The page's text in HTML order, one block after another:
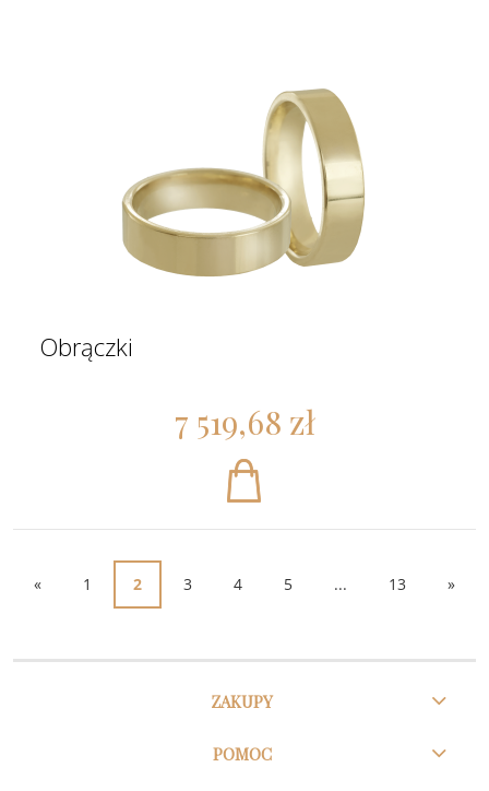
Obrączki
7 519,68 zł
« 1 2 3 4 5 ... 13 »
ZAKUPY
POMOC